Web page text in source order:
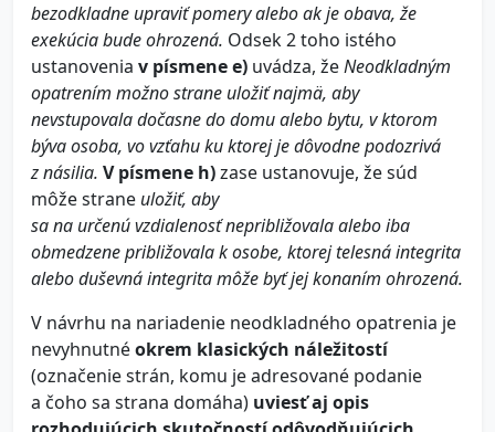
bezodkladne upraviť pomery alebo ak je obava, že
exekúcia bude ohrozená. Odsek 2 toho istého
ustanovenia v písmene e) uvádza, žeNeodkladným
opatrením možno strane uložiť najmä, aby
nevstupovala dočasne do domu alebo bytu, v ktorom
býva osoba, vo vzťahu ku ktorej je dôvodne podozrivá
z násilia. V písmene h)zase ustanovuje, že súd
môže strane uložiť, aby
sa na určenú vzdialenosť nepribližovala alebo iba
obmedzene približovala k osobe, ktorej telesná integrita
alebo duševná integrita môže byť jej konaním ohrozená.
V návrhu na nariadenie neodkladného opatrenia je
nevyhnutnéokrem klasických náležitostí
(označenie strán, komu je adresované podanie
a čoho sa strana domáha) uviesť aj opis